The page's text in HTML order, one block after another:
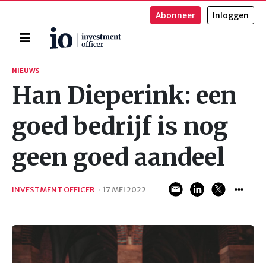
Home
Abonneer Inloggen
Zoeken
NIEUWS
Han Dieperink: een
goed bedrijf is nog
geen goed aandeel
INVESTMENT OFFICER · 17 MEI 2022